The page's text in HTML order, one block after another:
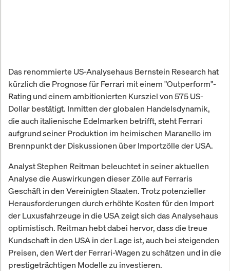
Das renommierte US-Analysehaus Bernstein Research hat
kürzlich die Prognose für Ferrari mit einem "Outperform"-
Rating und einem ambitionierten Kursziel von 575 US-
Dollar bestätigt. Inmitten der globalen Handelsdynamik,
die auch italienische Edelmarken betrifft, steht Ferrari
aufgrund seiner Produktion im heimischen Maranello im
Brennpunkt der Diskussionen über Importzölle der USA.
Analyst Stephen Reitman beleuchtet in seiner aktuellen
Analyse die Auswirkungen dieser Zölle auf Ferraris
Geschäft in den Vereinigten Staaten. Trotz potenzieller
Herausforderungen durch erhöhte Kosten für den Import
der Luxusfahrzeuge in die USA zeigt sich das Analysehaus
optimistisch. Reitman hebt dabei hervor, dass die treue
Kundschaft in den USA in der Lage ist, auch bei steigenden
Preisen, den Wert der Ferrari-Wagen zu schätzen und in die
prestigeträchtigen Modelle zu investieren.